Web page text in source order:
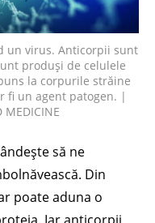
un virus. Anticorpii sunt
produși de celulele
la corpurile străine
fi un agent patogen. |
MEDICINE
să ne
Din
poate aduna o